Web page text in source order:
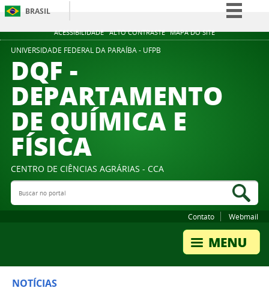
ACESSIBILIDADE ALTO CONTRASTE MAPA DO SITE
BRASIL
Simplifique!
Acesso à informação
Legislação
Canais
UNIVERSIDADE FEDERAL DA PARAÍBA - UFPB
DQF -
DEPARTAMENTO
DE QUÍMICA E
FÍSICA
CENTRO DE CIÊNCIAS AGRÁRIAS - CCA
Buscar no portal
Contato Webmail
NOTÍCIAS